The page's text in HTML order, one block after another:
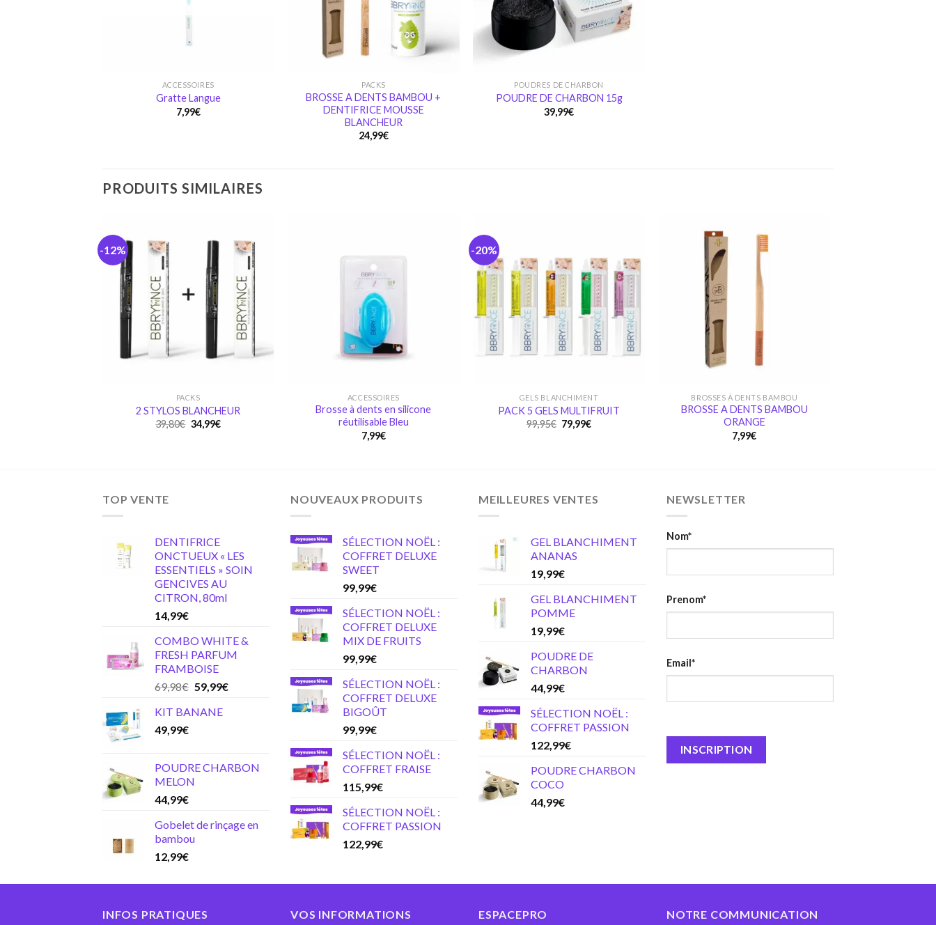
ACCESSOIRES
Gratte Langue
7,99€
PACKS
BROSSE A DENTS BAMBOU +
DENTIFRICE MOUSSE
BLANCHEUR
24,99€
POUDRES DE CHARBON
POUDRE DE CHARBON 15g
39,99€
PRODUITS SIMILAIRES
-12%
Ajouter
à la
wishlist
PACKS
2 STYLOS BLANCHEUR
39,80€ Original
price
34,99€Current
ACCESSOIRES
Brosse à dents en silicone
réutilisable Bleu
7,99€
-20%
Ajouter
à la
wishlist
GELS BLANCHIMENT
PACK 5 GELS MULTIFRUIT
99,95€ Original
price
79,99€Current
BROSSES À DENTS BAMBOU
BROSSE A DENTS BAMBOU
ORANGE
7,99€
TOP VENTE
DENTIFRICE
ONCTUEUX « LES
ESSENTIELS » SOIN
GENCIVES AU
CITRON, 80ml
14,99€
COMBO WHITE &
FRESH PARFUM
FRAMBOISE
69,98€ Original
was:
59,99€Current
KIT BANANE
49,99€
POUDRE CHARBON
MELON
44,99€
Gobelet de rinçage en
bambou
12,99€
NOUVEAUX PRODUITS
SÉLECTION NOËL :
COFFRET DELUXE
SWEET
99,99€
SÉLECTION NOËL :
COFFRET DELUXE
MIX DE FRUITS
99,99€
SÉLECTION NOËL :
COFFRET DELUXE
BIGOÛT
99,99€
SÉLECTION NOËL :
COFFRET FRAISE
115,99€
SÉLECTION NOËL :
COFFRET PASSION
122,99€
MEILLEURES VENTES
GEL BLANCHIMENT
ANANAS
19,99€
GEL BLANCHIMENT
POMME
19,99€
POUDRE DE
CHARBON
44,99€
SÉLECTION NOËL :
COFFRET PASSION
122,99€
POUDRE CHARBON
COCO
44,99€
NEWSLETTER
Nom*
Prenom*
Email*
INFOS PRATIQUES VOS INFORMATIONS ESPACEPRO NOTRE COMMUNICATION